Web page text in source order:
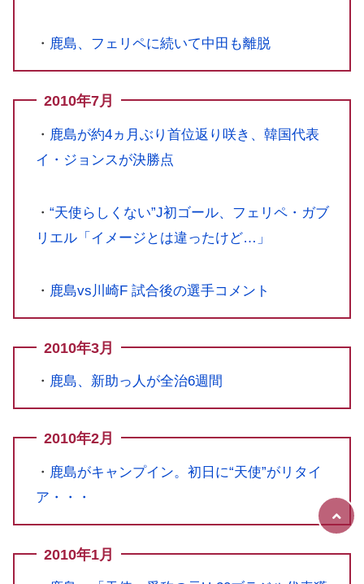
・ 鹿島、フェリペに続いて中田も離脱
2010年7月
・ 鹿島が約4ヵ月ぶり首位返り咲き、韓国代表
イ・ジョンスが決勝点
・ “天使らしくない”J初ゴール、フェリペ・ガブ
リエル「イメージとは違ったけど…」
・ 鹿島vs川崎F 試合後の選手コメント
2010年3月
・ 鹿島、新助っ人が全治6週間
2010年2月
・ 鹿島がキャンプイン。初日に“天使”がリタイ
ア・・・
2010年1月